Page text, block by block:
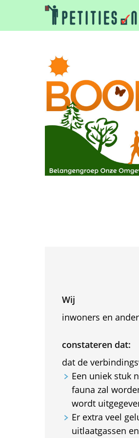
Wij
inwoners en
constateren dat:
dat de
Een uniek stuk
fauna zal
wordt
Er extra veel
uitlaatgassen